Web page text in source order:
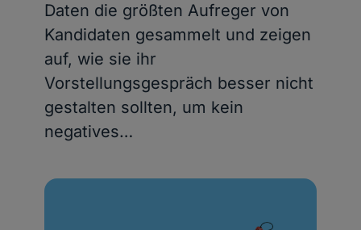
Daten die größten Aufreger von
Kandidaten gesammelt und zeigen
auf, wie sie ihr
Vorstellungsgespräch besser nicht
gestalten sollten, um kein
negatives…